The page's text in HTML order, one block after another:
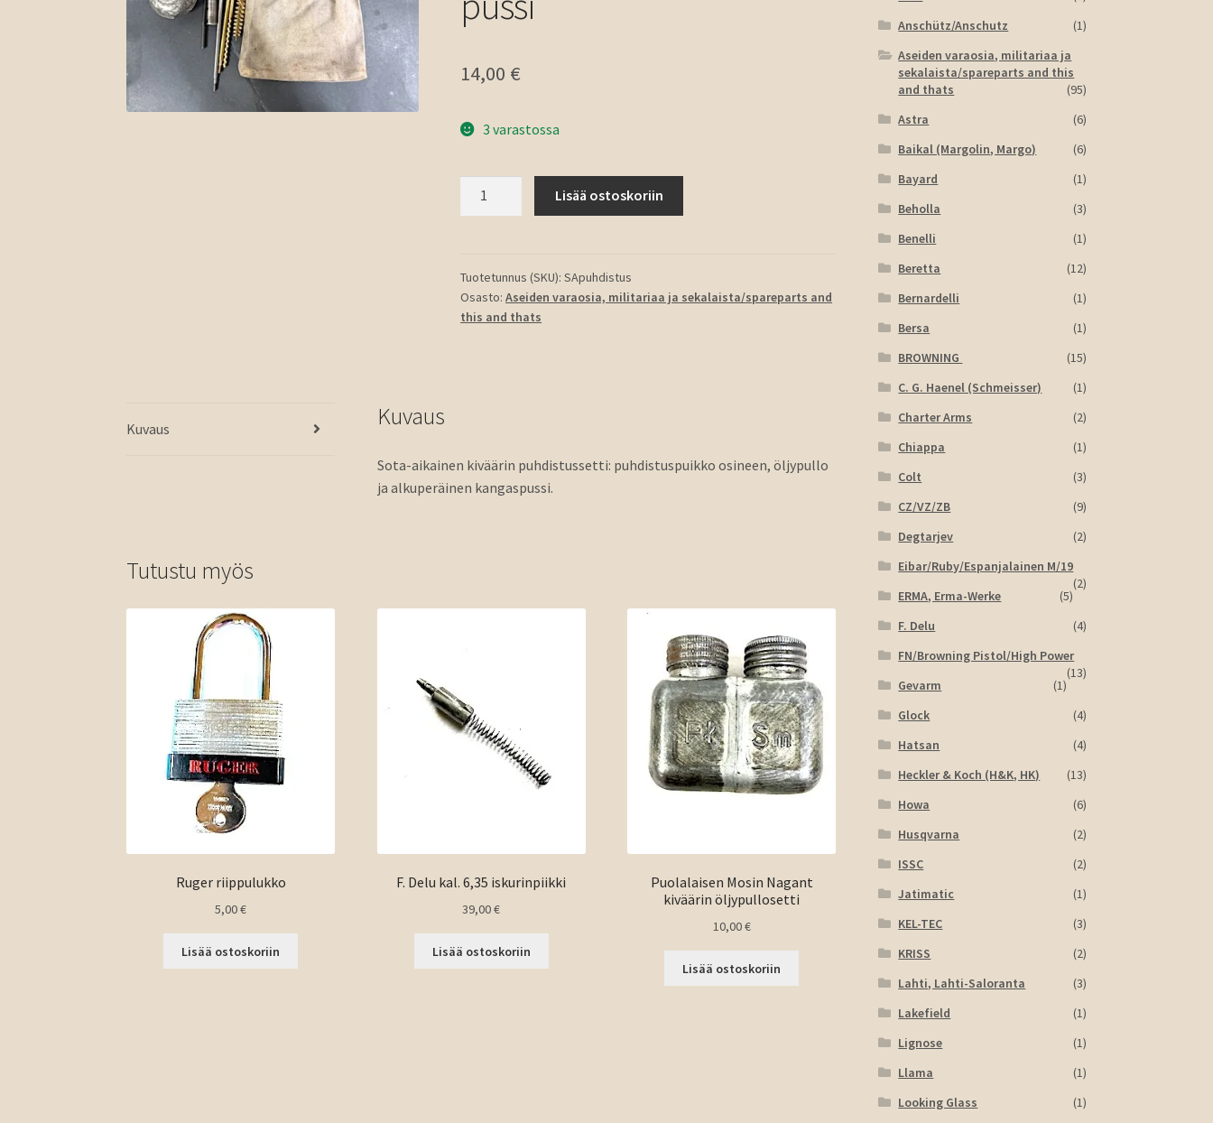
14,00 €
3 varastossa
Lisää ostoskoriin
Tuotetunnus (SKU):SApuhdistus
Osasto:Aseiden varaosia, militariaa ja sekalaista/spareparts and
this and thats
Kuvaus Kuvaus
Sota-aikainen kiväärin puhdistussetti: puhdistuspuikko osineen, öljypullo
ja alkuperäinen kangaspussi.
Tutustu myös
Ruger riippulukko
5,00€
Lisää ostoskoriin
F. Delu kal. 6,35 iskurinpiikki
39,00€
Lisää ostoskoriin
Puolalaisen Mosin Nagant
kiväärin öljypullosetti
10,00€
Lisää ostoskoriin
Anschütz/Anschutz
(1)
Aseiden varaosia, militariaa ja
sekalaista/spareparts and this
and thats
(95)
Astra
(6)
Baikal (Margolin, Margo)
(6)
Bayard
(1)
Beholla
(3)
Benelli
(1)
Beretta
(12)
Bernardelli
(1)
Bersa
(1)
BROWNING
(15)
C. G. Haenel (Schmeisser)
(1)
Charter Arms
(2)
Chiappa
(1)
Colt
(3)
CZ/VZ/ZB
(9)
Degtarjev
(2)
Eibar/Ruby/Espanjalainen M/19
(2)
ERMA, Erma-Werke
(5)
F. Delu
(4)
FN/Browning Pistol/High Power
(13)
Gevarm
(1)
Glock
(4)
Hatsan
(4)
Heckler & Koch (H&K, HK)
(13)
Howa
(6)
Husqvarna
(2)
ISSC
(2)
Jatimatic
(1)
KEL-TEC
(3)
KRISS
(2)
Lahti, Lahti-Saloranta
(3)
Lakefield
(1)
Lignose
(1)
Llama
(1)
Looking Glass
(1)